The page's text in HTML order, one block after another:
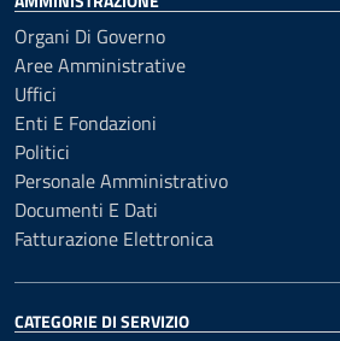
Organi Di Governo
Aree Amministrative
Uffici
Enti E Fondazioni
Politici
Personale Amministrativo
Documenti E Dati
Fatturazione Elettronica
CATEGORIE DI SERVIZIO